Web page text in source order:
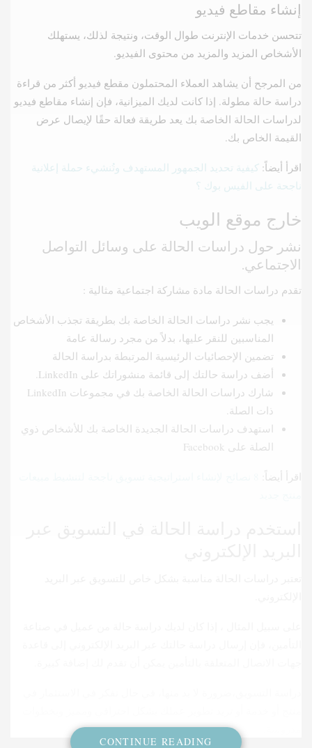
إنشاء مقاطع فيديو
تتحسن خدمات الإنترنت طوال الوقت، ونتيجة لذلك، يستهلك
الأشخاص المزيد والمزيد من محتوى الفيديو.
من المرجح أن يشاهد العملاء المحتملون مقطع فيديو أكثر من قراءة
دراسة حالة مطولة. إذا كانت لديك الميزانية، فإن إنشاء مقاطع فيديو
لدراسات الحالة الخاصة بك يعد طريقة فعالة حقًا لإيصال عرض
القيمة الخاص بك.
اقرأ أيضاً: كيفية تحديد الجمهور المستهدف وتُنشيء حملة إعلانية
ناجحة على الفيس بوك ؟
خارج موقع الويب
نشر حول دراسات الحالة على وسائل التواصل
الاجتماعي.
تقدم دراسات الحالة مادة مشاركة اجتماعية مثالية :
يجب نشر دراسات الحالة الخاصة بك بطريقة تجذب الأشخاص
المناسبين للنقر عليها، بدلاً من مجرد رسالة عامة
تضمين الإحصائيات الرئيسية المرتبطة بدراسة الحالة
أضف دراسة حالتك إلى قائمة منشوراتك على LinkedIn.
شارك دراسات الحالة الخاصة بك في مجموعات LinkedIn
ذات الصلة.
استهدف دراسات الحالة الجديدة الخاصة بك للأشخاص ذوي
الصلة على Facebook
اقرأ أيضاً:
CONTINUE READING